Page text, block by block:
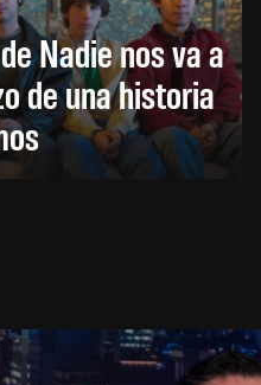
Nadie nos va a
de una historia